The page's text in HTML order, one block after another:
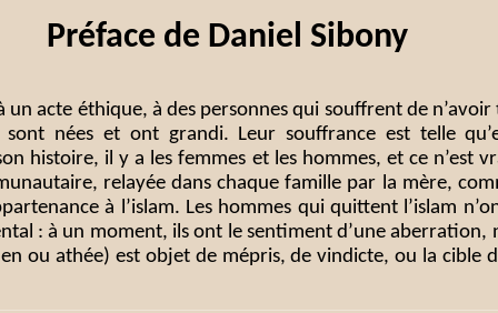
Préface de Daniel Sibony
un acte éthique, à des personnes qui souffrent de
nées et ont grandi. Leur souffrance est telle
histoire, il y a les femmes et les hommes, et ce n’est
relayée dans chaque famille par la mère,
à l’islam. Les hommes qui quittent l’islam
: à un moment, ils ont le sentiment d’une aberration,
ou athée) est objet de mépris, de vindicte, ou la cible